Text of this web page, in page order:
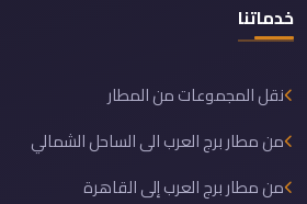
خدماتنا
نقل المجموعات من المطار
من مطار برج العرب الى الساحل الشمالي
من مطار برج العرب إلى القاهرة